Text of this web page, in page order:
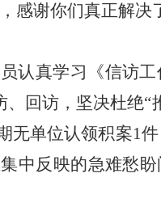
感谢你们真正解决
认真学习《信访
回访，坚决杜绝“
无单位认领积案1
中反映的急难愁